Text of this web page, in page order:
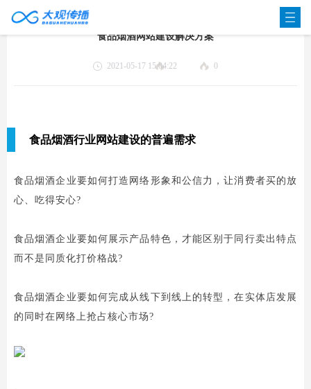
食品烟酒网站建设解决方案
2021-05-17 15:04:22 0
食品烟酒行业网站建设的普遍需求
食品烟酒企业要如何打造网络形象和公信力，让消费者买的放
心、吃得安心?
食品烟酒企业要如何展示产品特色，才能区别于同行卖出特点
而不是同质化打价格战?
食品烟酒企业要如何完成从线下到线上的转型，在实体店发展
的同时在网络上抢占核心市场?